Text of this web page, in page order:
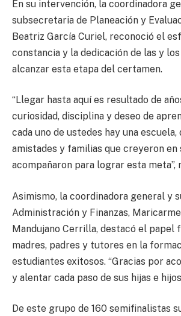
En su intervención, la coordinadora
subsecretaria de Planeación y
Beatriz García Curiel, reconoció el
constancia y la dedicación de las y
alcanzar esta etapa del certamen.
“Llegar hasta aquí es resultado de
curiosidad, disciplina y deseo de
cada uno de ustedes hay una escuela,
amistades y familias que creyeron
acompañaron para lograr esta meta”,
Asimismo, la coordinadora general y
Administración y Finanzas,
Mandujano Cerrilla, destacó el papel
madres, padres y tutores en la
estudiantes exitosos. “Gracias por
y alentar cada paso de sus hijas e
De este grupo de 160 semifinalistas